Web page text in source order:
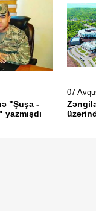
"Şuşa -
yazmışdı
07